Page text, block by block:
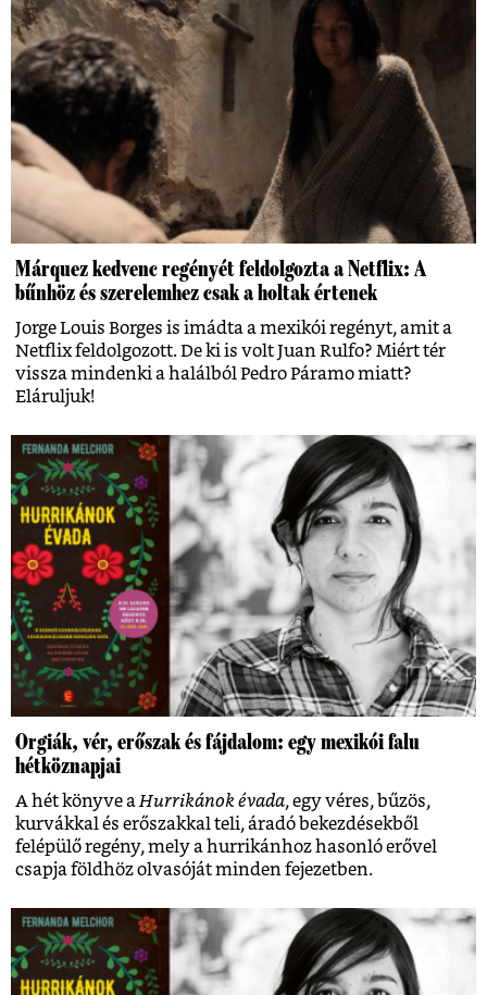
Márquez kedvenc regényét feldolgozta a Netflix: A
bűnhöz és szerelemhez csak a holtak értenek
Jorge Louis Borges is imádta a mexikói regényt, amit a
Netflix feldolgozott. De ki is volt Juan Rulfo? Miért tér
vissza mindenki a halálból Pedro Páramo miatt?
Eláruljuk!
Orgiák, vér, erőszak és fájdalom: egy mexikói falu
hétköznapjai
A hét könyve a Hurrikánok évada, egy véres, bűzös,
kurvákkal és erőszakkal teli, áradó bekezdésekből
felépülő regény, mely a hurrikánhoz hasonló erővel
csapja földhöz olvasóját minden fejezetben.